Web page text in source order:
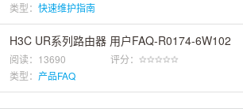
类型： 快速维护指南
H3C UR系列路由器 用户FAQ-R0174-6W102
阅读：13690 评分：
类型： 产品FAQ